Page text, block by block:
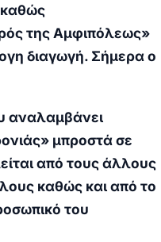
καθώς
της Αμφιπόλεως»
διαγωγή. Σήμερα ο
αναλαμβάνει
μπροστά σε
από τους άλλους
καθώς και από το
του